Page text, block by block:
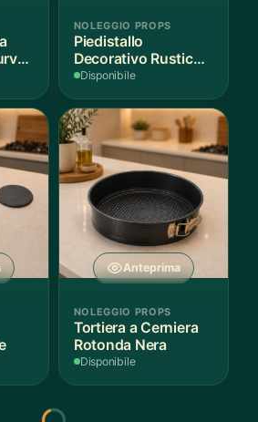
NOLEGGIO PROPS
Piedistallo
Decorativo Rustico
in Legno
Disponibile
Anteprima
NOLEGGIO PROPS
Tortiera a Cerniera
Rotonda Nera
Disponibile